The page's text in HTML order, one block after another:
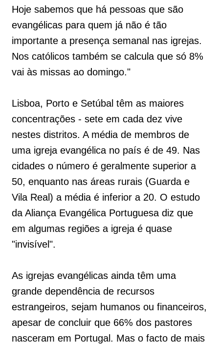
Hoje sabemos que há pessoas que são
evangélicas para quem já não é tão
importante a presença semanal nas igrejas.
Nos católicos também se calcula que só 8%
vai às missas ao domingo."
Lisboa, Porto e Setúbal têm as maiores
concentrações - sete em cada dez vive
nestes distritos. A média de membros de
uma igreja evangélica no país é de 49. Nas
cidades o número é geralmente superior a
50, enquanto nas áreas rurais (Guarda e
Vila Real) a média é inferior a 20. O estudo
da Aliança Evangélica Portuguesa diz que
em algumas regiões a igreja é quase
"invisível".
As igrejas evangélicas ainda têm uma
grande dependência de recursos
estrangeiros, sejam humanos ou financeiros,
apesar de concluir que 66% dos pastores
nasceram em Portugal. Mas o facto de mais